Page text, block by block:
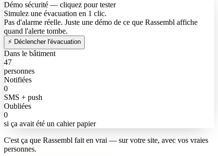
Démo sécurité — cliquez pour tester
Simulez une évacuation en 1 clic.
Pas d'alarme réelle. Juste une démo de ce que Rassembl affiche
quand l'alerte tombe.
⚡ Déclencher l'évacuation
Dans le bâtiment
47
personnes
Notifiées
0
SMS + push
Oubliées
0
si ça avait été un cahier papier
C'est ça que Rassembl fait en vrai — sur votre site, avec vos vraies
personnes.